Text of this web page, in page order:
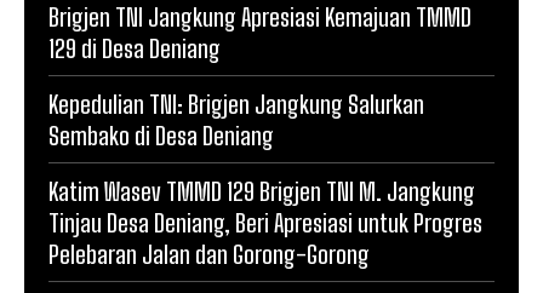
Brigjen TNI Jangkung Apresiasi Kemajuan TMMD
129 di Desa Deniang
Kepedulian TNI: Brigjen Jangkung Salurkan
Sembako di Desa Deniang
Katim Wasev TMMD 129 Brigjen TNI M. Jangkung
Tinjau Desa Deniang, Beri Apresiasi untuk Progres
Pelebaran Jalan dan Gorong-Gorong